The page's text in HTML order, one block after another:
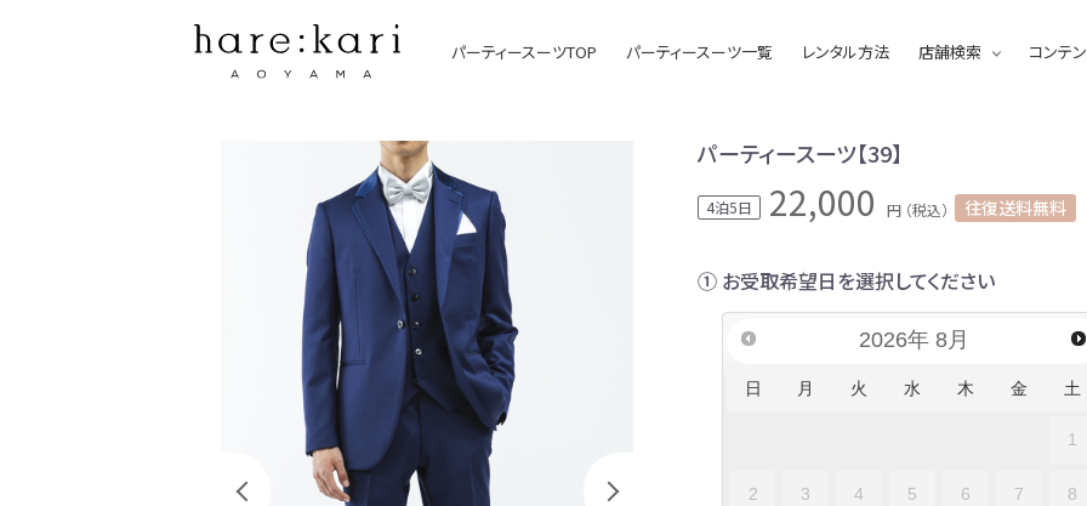
パーティースーツTOP パーティースーツ一覧 レンタル方法 店舗検索 コンテ
パーティースーツ【39】
4泊5日 22,000 円 （税込） 往復送料無料
① お受取希望日を選択してください
2026年 8月
日 月 火 水 木 金 土
1
2 3 4 5 6 7 8